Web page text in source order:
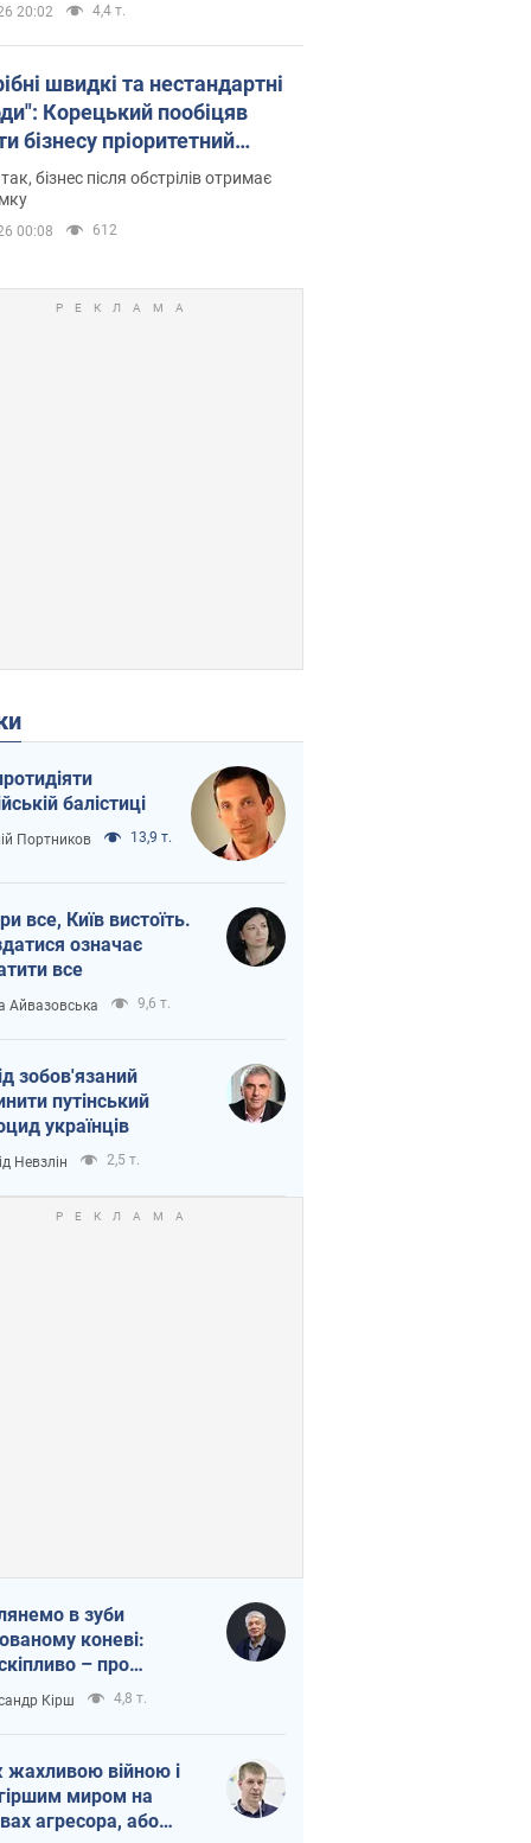
20:02 4,4 т.
швидкі та нестандартні
Корецький пообіцяв
бізнесу пріоритетний
до наявних складських
бізнес після обстрілів отримає
00:08 612
балістиці
Портников 13,9 т.
все, Київ вистоїть.
означає
все
Айвазовська 9,6 т.
зобов'язаний
путінський
українців
Невзлін 2,5 т.
в зуби
коневі:
– про
Україні
Кірш 4,8 т.
жахливою війною і
миром на
агресора, або